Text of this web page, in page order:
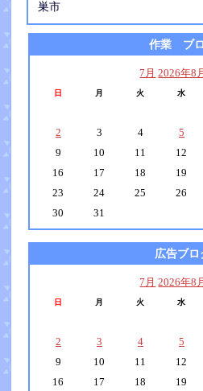
巣市
作業 ブ
7月 2026年8
日 月 火 水
2
3 4 5
9
10 11 12
16
17 18 19
23
24 25 26
30
31
広告ブロ
7月 2026年8
日 月 火 水
2
3 4 5
9
10 11 12
16
17 18 19